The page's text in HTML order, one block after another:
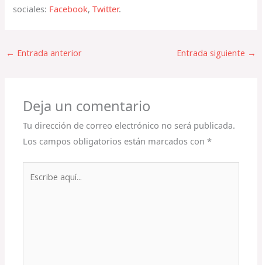
sociales: Facebook,Twitter.
← Entrada anterior Entrada siguiente →
Deja un comentario
Tu dirección de correo electrónico no será publicada.
Los campos obligatorios están marcados con*